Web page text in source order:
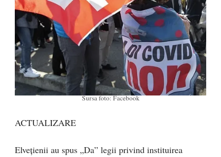
Sursa foto: Facebook
ACTUALIZARE
Elveţienii au spus „Da” legii privind instituirea